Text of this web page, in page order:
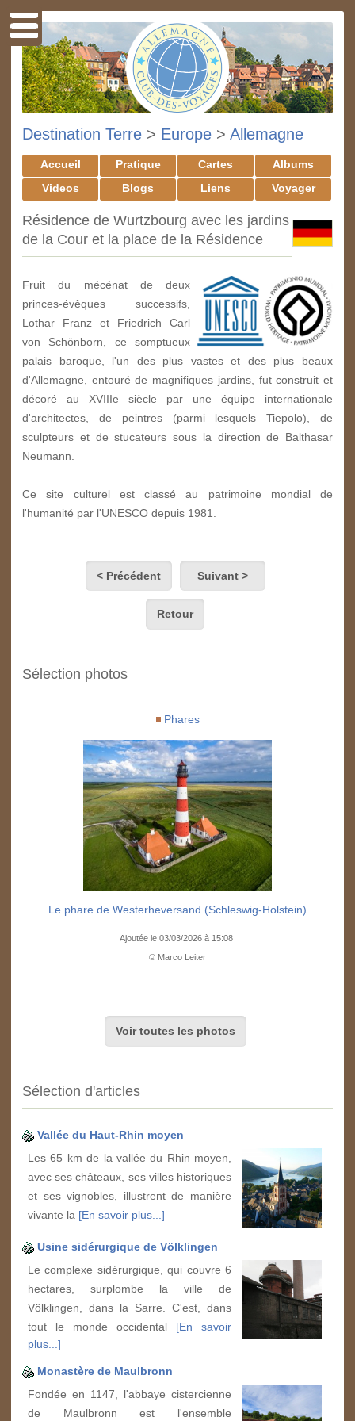
Destination Terre > Europe > Allemagne
Accueil Pratique Cartes
Albums
Videos
Blogs Liens Voyager
Résidence de Wurtzbourg avec les jardins
de la Cour et la place de la Résidence
Fruit du mécénat de deux
princes-évêques successifs,
Lothar Franz et Friedrich Carl
von Schönborn, ce somptueux
palais baroque, l'un des plus vastes et des plus beaux
d'Allemagne, entouré de magnifiques jardins, fut construit et
décoré au XVIIIe siècle par une équipe internationale
d'architectes, de peintres (parmi lesquels Tiepolo), de
sculpteurs et de stucateurs sous la direction de Balthasar
Neumann.
Ce site culturel est classé au patrimoine mondial de
l'humanité par l'UNESCO depuis 1981.
< Précédent Suivant >
Retour
Sélection photos
Phares
Le phare de Westerheversand (Schleswig-Holstein)
Ajoutée le 03/03/2026 à 15:08
© Marco Leiter
Voir toutes les photos
Sélection d'articles
Vallée du Haut-Rhin moyen
Les 65 km de la vallée du Rhin moyen,
avec ses châteaux, ses villes historiques
et ses vignobles, illustrent de manière
vivante la [En savoir plus...]
Usine sidérurgique de Völklingen
Le complexe sidérurgique, qui couvre 6
hectares, surplombe la ville de
Völklingen, dans la Sarre. C'est, dans
tout le monde occidental [En savoir
plus...]
Monastère de Maulbronn
Fondée en 1147, l'abbaye cistercienne
de Maulbronn est l'ensemble